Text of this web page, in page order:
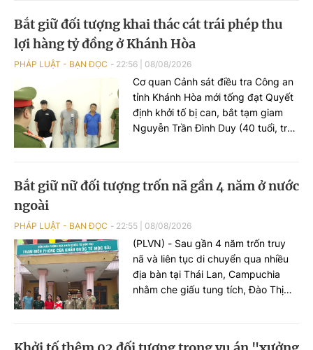
Bắt giữ đối tượng khai thác cát trái phép thu
lợi hàng tỷ đồng ở Khánh Hòa
PHÁP LUẬT - BẠN ĐỌC 22:56 08/08/2026
Cơ quan Cảnh sát điều tra Công an
tỉnh Khánh Hòa mới tống đạt Quyết
định khởi tố bị can, bắt tạm giam
Nguyễn Trần Đình Duy (40 tuổi, trú
sự.
Bắt giữ nữ đối tượng trốn nã gần 4 năm ở nước
ngoài
PHÁP LUẬT - BẠN ĐỌC 22:55 08/08/2026
(PLVN) - Sau gần 4 năm trốn truy
nã và liên tục di chuyển qua nhiều
địa bàn tại Thái Lan, Campuchia
nhằm che giấu tung tích, Đào Thị